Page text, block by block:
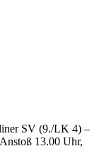
SV (9./LK 4) –
13.00 Uhr,